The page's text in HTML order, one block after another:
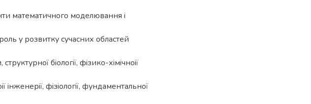
математичного моделювання i
у розвитку сучасних областей
структурної бiологiї, фiзико-хiмiчноiї
iнженерiї, фiзiологiї, фундаментальної